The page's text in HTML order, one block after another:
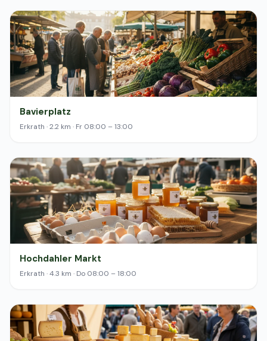
Bavierplatz
Erkrath · 2.2 km · Fr 08:00 – 13:00
Hochdahler Markt
Erkrath · 4.3 km · Do 08:00 – 18:00